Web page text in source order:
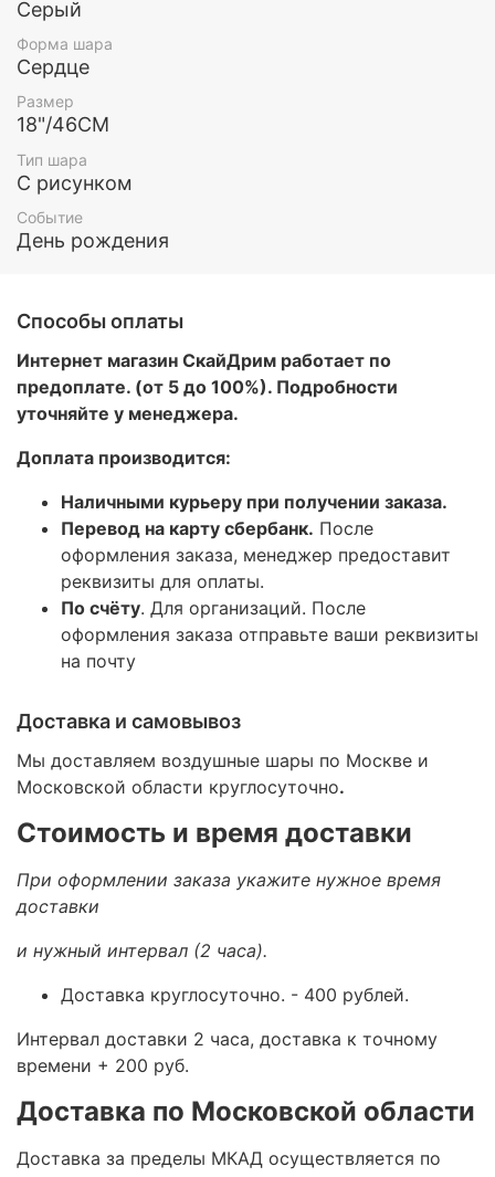
Серый
Форма шара
Сердце
Размер
18"/46СМ
Тип шара
С рисунком
Событие
День рождения
Способы оплаты
Интернет магазин СкайДрим работает по
предоплате. (от 5 до 100%). Подробности
уточняйте у менеджера.
Доплата производится:
Наличными курьеру при получении заказа.
Перевод на карту сбербанк. После
оформления заказа, менеджер предоставит
реквизиты для оплаты.
По счёту. Для организаций. После
оформления заказа отправьте ваши реквизиты
на почту
Доставка и самовывоз
Мы доставляем воздушные шары по Москве и
Московской области круглосуточно.
Стоимость и время доставки
При оформлении заказа укажите нужное время
доставки
и нужный интервал (2 часа).
Доставка круглосуточно. - 400 рублей.
Интервал доставки 2 часа, доставка к точному
времени + 200 руб.
Доставка по Московской области
Доставка за пределы МКАД осуществляется по